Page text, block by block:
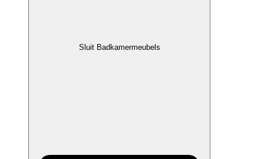
Sluit Badkamermeubels